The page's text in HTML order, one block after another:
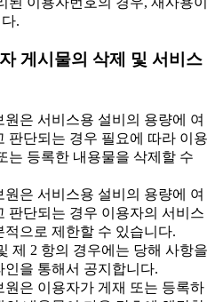
.
게시물의 삭제 및 서비스
은 서비스용 설비의 용량에 여
판단되는 경우 필요에 따라 이용
는 등록한 내용물을 삭제할 수
은 서비스용 설비의 용량에 여
판단되는 경우 이용자의 서비스
적으로 제한할 수 있습니다.
제 2 항의 경우에는 당해 사항을
인을 통해서 공지합니다.
은 이용자가 게재 또는 등록하